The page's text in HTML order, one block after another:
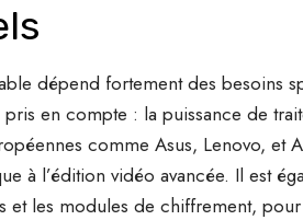
dépend fortement des besoins
en compte : la puissance de
comme Asus, Lenovo, et
à l’édition vidéo avancée. Il est
et les modules de chiffrement,